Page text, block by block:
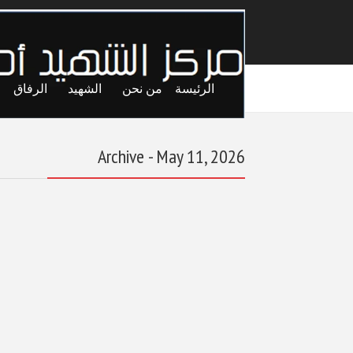
الرئيسة من نحن الشهيد الرفاق
Archive - May 11, 2026